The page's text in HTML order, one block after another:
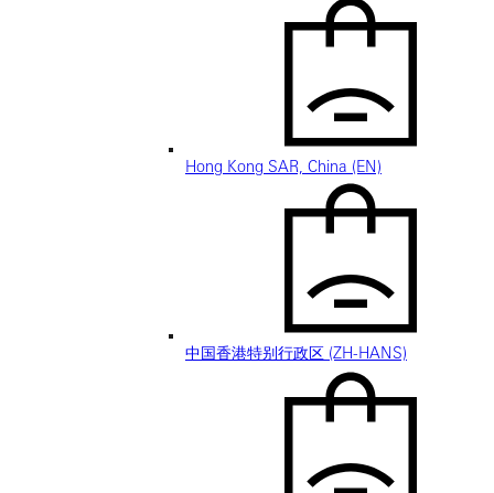
Hong Kong SAR, China (EN)
中国香港特别行政区 (ZH-HANS)